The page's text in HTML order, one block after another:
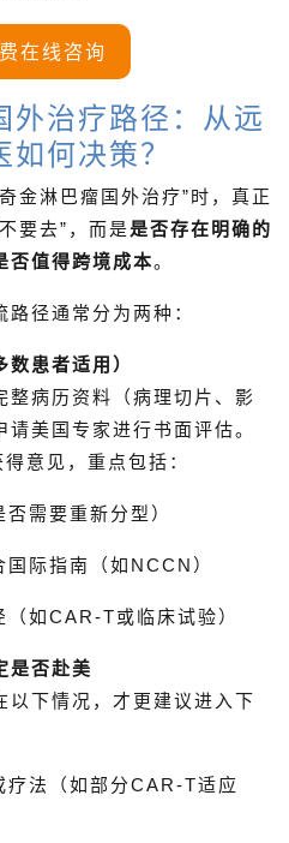
在线咨询
外治疗路径：从远
何决策？
金淋巴瘤国外治疗”时，真正
要去”，而是是否存在明确的
否值得跨境成本。
径通常分为两种：
患者适用）
整病历资料（病理切片、影
美国专家进行书面评估。
得意见，重点包括：
需要重新分型）
际指南（如NCCN）
如CAR-T或临床试验）
是否赴美
以下情况，才更建议进入下
疗法（如部分CAR-T适应